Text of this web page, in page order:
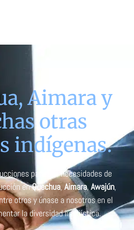
Aimara y
otras
indígenas.
para sus necesidades de
enQuechua, Aimara,Awajún,
otros y únase a nosotros en el
la diversidad lingüística.